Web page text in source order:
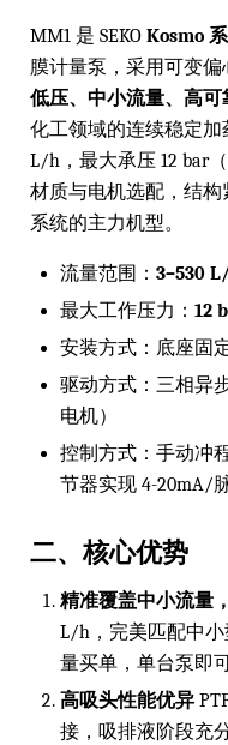
MM1 是 SEKO Kosmo
膜计量泵，采用可变
低压、中小流量、高可
化工领域的连续稳定加
L/h，最大承压 12 bar
材质与电机选配，结
系统的主力机型。
流量范围： 3–530
最大工作压力： 12
安装方式：底座固
驱动方式：三相异
电机）
控制方式：手动冲
节器实现 4-20mA/
二、核心优势
精准覆盖中小流量
L/h，完美匹配中
量买单，单台泵即
高吸头性能优异
接，吸排液阶段充